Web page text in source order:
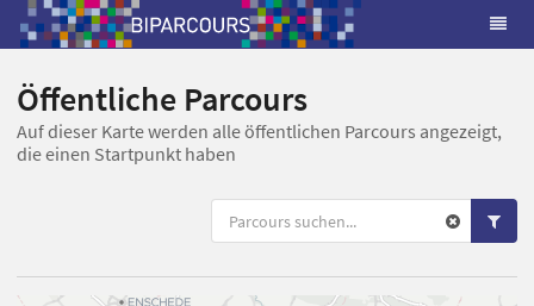
Öffentliche Parcours
Auf dieser Karte werden alle öffentlichen Parcours angezeigt,
die einen Startpunkt haben